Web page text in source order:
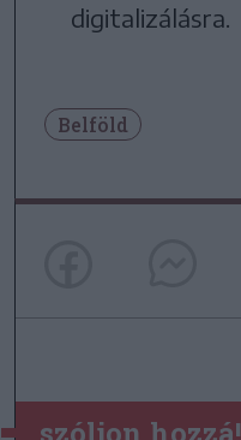
digitalizálásra.
Belföld